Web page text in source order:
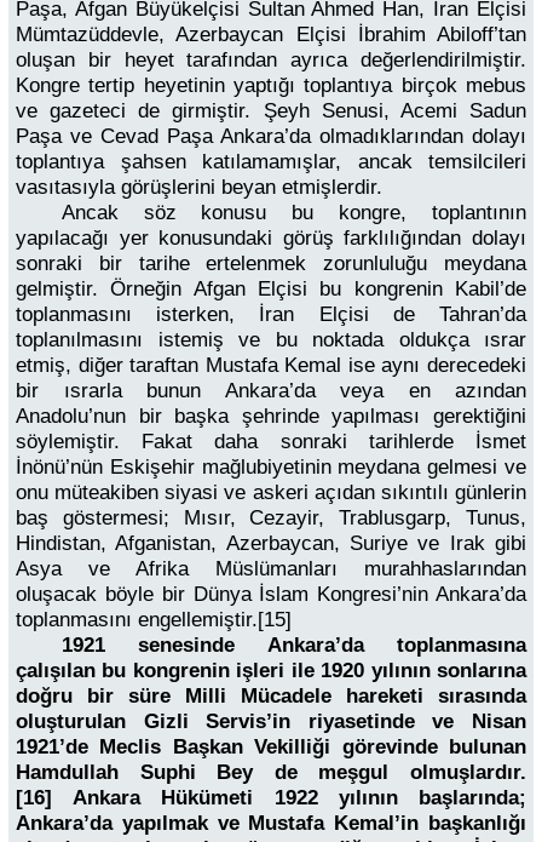
Paşa, Afgan Büyükelçisi Sultan Ahmed Han, İran Elçisi
Mümtazüddevle, Azerbaycan Elçisi İbrahim Abiloff’tan
oluşan bir heyet tarafından ayrıca değerlendirilmiştir.
Kongre tertip heyetinin yaptığı toplantıya birçok mebus
ve gazeteci de girmiştir. Şeyh Senusi, Acemi Sadun
Paşa ve Cevad Paşa Ankara’da olmadıklarından dolayı
toplantıya şahsen katılamamışlar, ancak temsilcileri
vasıtasıyla görüşlerini beyan etmişlerdir.
Ancak söz konusu bu kongre, toplantının
yapılacağı yer konusundaki görüş farklılığından dolayı
sonraki bir tarihe ertelenmek zorunluluğu meydana
gelmiştir. Örneğin Afgan Elçisi bu kongrenin Kabil’de
toplanmasını isterken, İran Elçisi de Tahran’da
toplanılmasını istemiş ve bu noktada oldukça ısrar
etmiş, diğer taraftan Mustafa Kemal ise aynı derecedeki
bir ısrarla bunun Ankara’da veya en azından
Anadolu’nun bir başka şehrinde yapılması gerektiğini
söylemiştir. Fakat daha sonraki tarihlerde İsmet
İnönü’nün Eskişehir mağlubiyetinin meydana gelmesi ve
onu müteakiben siyasi ve askeri açıdan sıkıntılı günlerin
baş göstermesi; Mısır, Cezayir, Trablusgarp, Tunus,
Hindistan, Afganistan, Azerbaycan, Suriye ve Irak gibi
Asya ve Afrika Müslümanları murahhaslarından
oluşacak böyle bir Dünya İslam Kongresi’nin Ankara’da
toplanmasını engellemiştir.[15]
1921 senesinde Ankara’da toplanmasına
çalışılan bu kongrenin işleri ile 1920 yılının sonlarına
doğru bir süre Milli Mücadele hareketi sırasında
oluşturulan Gizli Servis’in riyasetinde ve Nisan
1921’de Meclis Başkan Vekilliği görevinde bulunan
Hamdullah Suphi Bey de meşgul olmuşlardır.
[16]Ankara Hükümeti 1922 yılının başlarında;
Ankara’da yapılmak ve Mustafa Kemal’in başkanlığı